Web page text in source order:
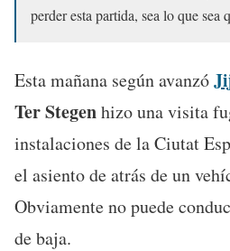
perder esta partida, sea lo que sea
Esta mañana según avanzó
Ter Stegenhizo una visita
instalaciones de la Ciutat
el asiento de atrás de un
Obviamente no puede
de baja.